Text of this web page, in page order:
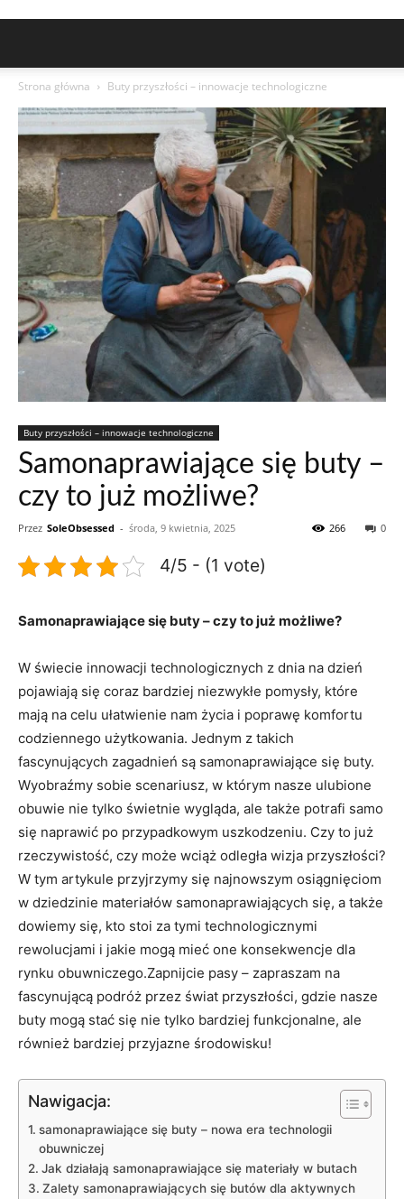
Strona główna Buty przyszłości – innowacje technologiczne
Buty przyszłości – innowacje technologiczne
Samonaprawiające się buty –
czy to już możliwe?
Przez SoleObsessed - środa, 9 kwietnia, 2025 0
266
4/5 - (1 vote)
Samonaprawiające się buty – czy to już możliwe?
W świecie innowacji technologicznych z dnia na dzień
pojawiają się coraz bardziej niezwykłe pomysły, które
mają na celu ułatwienie nam życia i poprawę komfortu
codziennego użytkowania. Jednym z takich
fascynujących zagadnień są samonaprawiające się buty.
Wyobraźmy sobie scenariusz, w którym nasze ulubione
obuwie nie tylko świetnie wygląda, ale także potrafi samo
się naprawić po przypadkowym uszkodzeniu. Czy to już
rzeczywistość, czy może wciąż odległa wizja przyszłości?
W tym artykule przyjrzymy się najnowszym osiągnięciom
w dziedzinie materiałów samonaprawiających się, a także
dowiemy się, kto stoi za tymi technologicznymi
rewolucjami i jakie mogą mieć one konsekwencje dla
rynku obuwniczego.Zapnijcie pasy – zapraszam na
fascynującą podróż przez świat przyszłości, gdzie nasze
buty mogą stać się nie tylko bardziej funkcjonalne, ale
również bardziej przyjazne środowisku!
Nawigacja:
samonaprawiające się buty – nowa era technologii
obuwniczej
Jak działają samonaprawiające się materiały w butach
Zalety samonaprawiających się butów dla aktywnych